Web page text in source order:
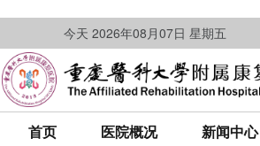
今天 2026年08月07日 星期五
首页 医院概况 新闻中心